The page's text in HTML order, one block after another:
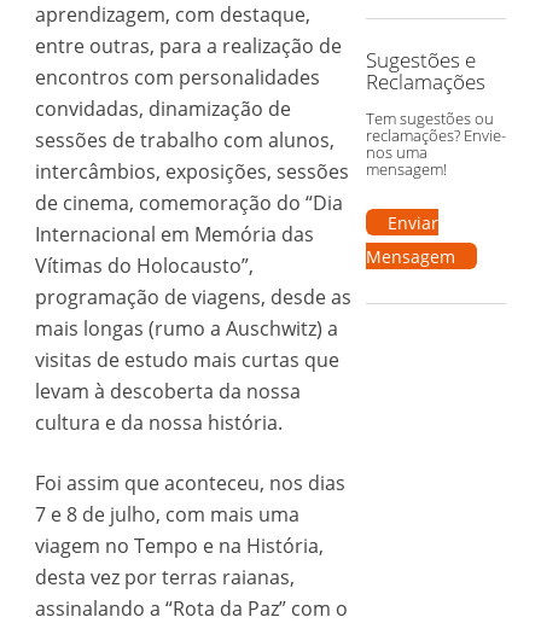
aprendizagem, com destaque,
entre outras, para a realização de
encontros com personalidades
convidadas, dinamização de
sessões de trabalho com alunos,
intercâmbios, exposições, sessões
de cinema, comemoração do “Dia
Internacional em Memória das
Vítimas do Holocausto”,
programação de viagens, desde as
mais longas (rumo a Auschwitz) a
visitas de estudo mais curtas que
levam à descoberta da nossa
cultura e da nossa história.
Foi assim que aconteceu, nos dias
7 e 8 de julho, com mais uma
viagem no Tempo e na História,
desta vez por terras raianas,
assinalando a “Rota da Paz” com o
Sugestões e
Reclamações
Tem sugestões ou
reclamações? Envie-
nos uma
mensagem!
Enviar
Mensagem